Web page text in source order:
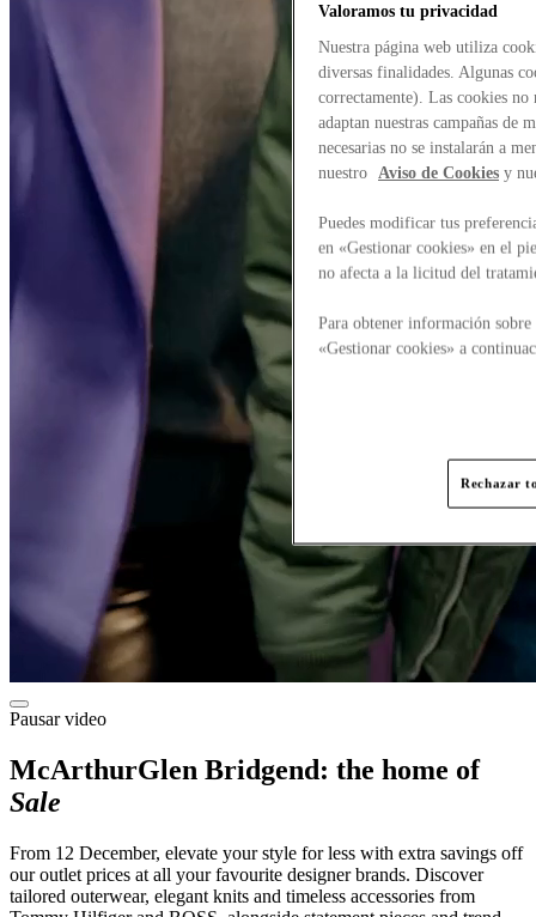
Pausar video
McArthurGlen Bridgend: the home of
Sale
From 12 December, elevate your style for less with extra savings off
our outlet prices at all your favourite designer brands. Discover
tailored outerwear, elegant knits and timeless accessories from
Valoramos tu privacidad
Nuestra página web utiliza
diversas finalidades. Algunas
correctamente). Las cookies no
adaptan nuestras campañas de
necesarias no se instalarán a
nuestro
Aviso de Cookies y
Puedes modificar tus
en «Gestionar cookies» en el
no afecta a la licitud del
Para obtener información
«Gestionar cookies» a
Rechazar